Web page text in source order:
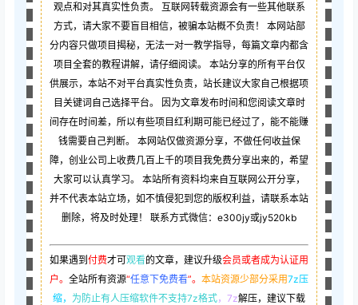
观点和对其真实性负责。 互联网转载资源会有一些其他联系
方式，请大家不要盲目相信，被骗本站概不负责！ 本网站部
分内容只做项目揭秘，无法一对一教学指导，每篇文章内都含
项目全套的教程讲解，请仔细阅读。 本站分享的所有平台仅
供展示，本站不对平台真实性负责，站长建议大家自己根据项
目关键词自己选择平台。 因为文章发布时间和您阅读文章时
间存在时间差，所以有些项目红利期可能已经过了，能不能赚
钱需要自己判断。 本网站仅做资源分享，不做任何收益保
障，创业公司上收费几百上千的项目我免费分享出来的，希望
大家可以认真学习。 本站所有资料均来自互联网公开分享，
并不代表本站立场，如不慎侵犯到您的版权利益，请联系本站
删除，将及时处理！ 联系方式微信：e300jy或jy520kb
如果遇到 付费才可观看的文章，建议升级会员或者成为认证用
户。 全站所有资源“任意下免费看”。 本站资源少部分采用7z压
缩， 为防止有人压缩软件不支持7z格式，7z解压，建议下载